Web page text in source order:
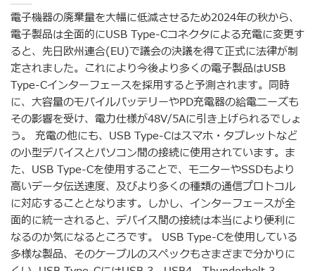
電子機器の廃棄量を大幅に低減させるため2024年の秋から、
電子製品は全面的にUSB Type-Cコネクタによる充電に変更す
ると、先日欧州連合(EU)で議会の決議を得て正式に法律が制
定されました。これにより今後より多くの電子製品はUSB
Type-Cインターフェースを採用すると予測されます。同時
に、大容量のモバイルバッテリーやPD充電器の給電ニーズも
その影響を受け、電力仕様が48V/5Aに引き上げられるでしょ
う。 充電の他にも、USB Type-Cはスマホ・タブレットなど
の小型デバイスとパソコン間の接続に使用されています。ま
た、USB Type-Cを使用することで、モニターやSSDもより
高いデータ伝送速度、及びより多くの種類の通信プロトコル
に対応することとなります。しかし、インターフェースが全
面的に統一されると、デバイス間の接続は本当により便利に
なるのか気になるところです。 USB Type-Cを使用している
多様な製品、そのケーブルのスペックもさまざまで分かりに